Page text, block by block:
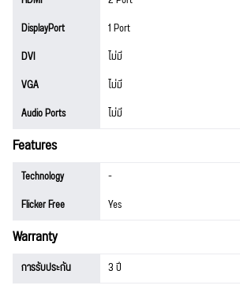
DisplayPort
1 Port
DVI
ไม่มี
VGA
ไม่มี
Audio Ports
ไม่มี
Features
Technology
-
Flicker Free
Yes
Warranty
การรับประกัน 3 ปี